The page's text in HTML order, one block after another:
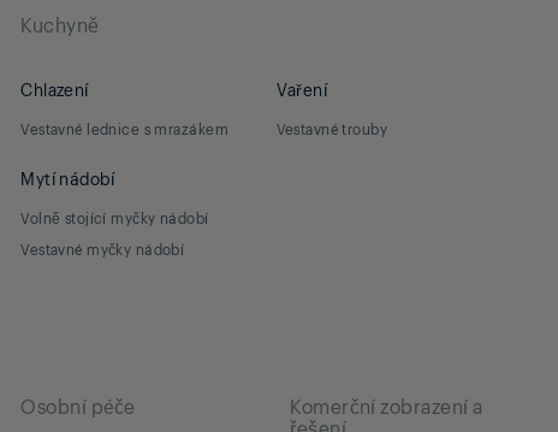
Kuchyně
Chlazení
Vestavné lednice s mrazákem
Vaření
Vestavné trouby
Mytí nádobí
Volně stojící myčky nádobí
Vestavné myčky nádobí
Osobní péče
Komerční zobrazení a